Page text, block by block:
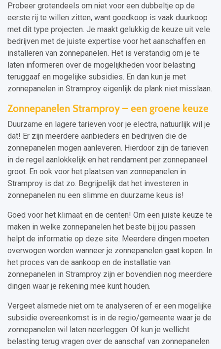
Probeer grotendeels om niet voor een dubbeltje op de
eerste rij te willen zitten, want goedkoop is vaak duurkoop
met dit type projecten. Je maakt gelukkig de keuze uit vele
bedrijven met de juiste expertise voor het aanschaffen en
installeren van zonnepanelen. Het is verstandig om je te
laten informeren over de mogelijkheden voor belasting
teruggaaf en mogelijke subsidies. En dan kun je met
zonnepanelen in Stramproy eigenlijk de plank niet misslaan.
Zonnepanelen Stramproy – een groene keuze
Duurzame en lagere tarieven voor je electra, natuurlijk wil je
dat! Er zijn meerdere aanbieders en bedrijven die de
zonnepanelen mogen aanleveren. Hierdoor zijn de tarieven
in de regel aanlokkelijk en het rendament per zonnepaneel
groot. En ook voor het plaatsen van zonnepanelen in
Stramproy is dat zo. Begrijpelijk dat het investeren in
zonnepanelen nu een slimme en duurzame keus is!
Goed voor het klimaat en de centen! Om een juiste keuze te
maken in welke zonnepanelen het beste bij jou passen
helpt de informatie op deze site. Meerdere dingen moeten
overwogen worden wanneer je zonnepanelen gaat kopen. In
het proces van de aankoop en de installatie van
zonnepanelen in Stramproy zijn er bovendien nog meerdere
dingen waar je rekening mee kunt houden.
Vergeet alsmede niet om te analyseren of er een mogelijke
subsidie overeenkomst is in de regio/gemeente waar je de
zonnepanelen wil laten neerleggen. Of kun je wellicht
belasting terug vragen over de aanschaf van zonnepanelen